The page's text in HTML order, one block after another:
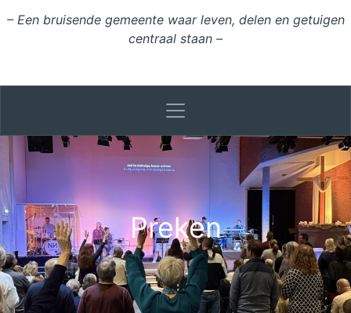
– Een bruisende gemeente waar leven, delen en getuigen
centraal staan –
Preken